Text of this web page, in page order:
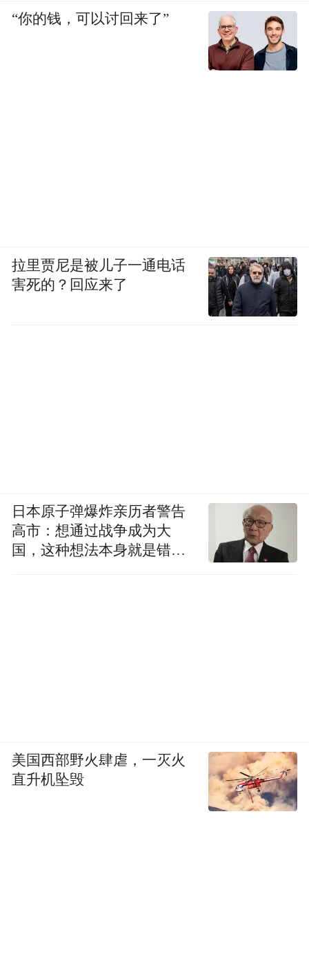
“你的钱，可以讨回来了”
拉里贾尼是被儿子一通电话
害死的？回应来了
日本原子弹爆炸亲历者警告
高市：想通过战争成为大
国，这种想法本身就是错误
美国西部野火肆虐，一灭火
直升机坠毁